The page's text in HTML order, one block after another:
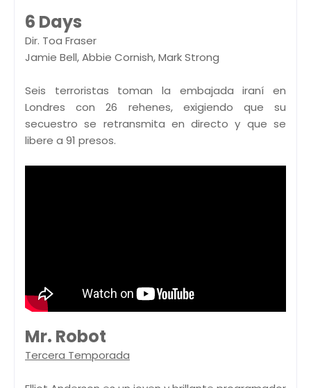
6 Days
Dir. Toa Fraser
Jamie Bell, Abbie Cornish, Mark Strong
Seis terroristas toman la embajada iraní en
Londres con 26 rehenes, exigiendo que su
secuestro se retransmita en directo y que se
libere a 91 presos.
Mr. Robot
Tercera Temporada